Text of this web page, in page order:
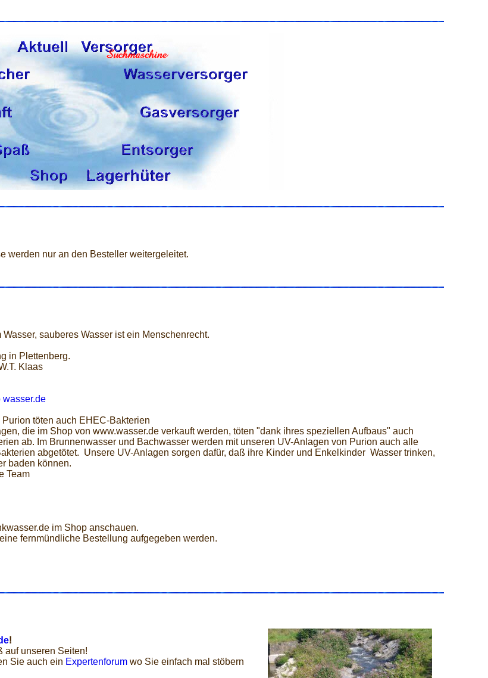
werden nur an den Besteller weitergeleitet.
Wasser, sauberes Wasser ist ein Menschenrecht.
in Plettenberg.
Klaas
wasser.de
töten auch EHEC-Bakterien
die im Shop von www.wasser.de verkauft werden, töten "dank ihres speziellen Aufbaus" auch
ab. Im Brunnenwasser und Bachwasser werden mit unseren UV-Anlagen von Purion auch alle
abgetötet. Unsere UV-Anlagen sorgen dafür, daß ihre Kinder und Enkelkinder Wasser trinken,
baden können.
Team
im Shop anschauen.
fernmündliche Bestellung aufgegeben werden.
!
auf unseren Seiten!
Sie auch ein Expertenforumwo Sie einfach mal stöbern